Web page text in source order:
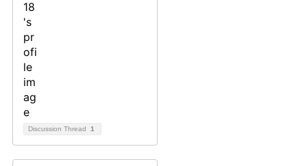
Discussion Thread 1